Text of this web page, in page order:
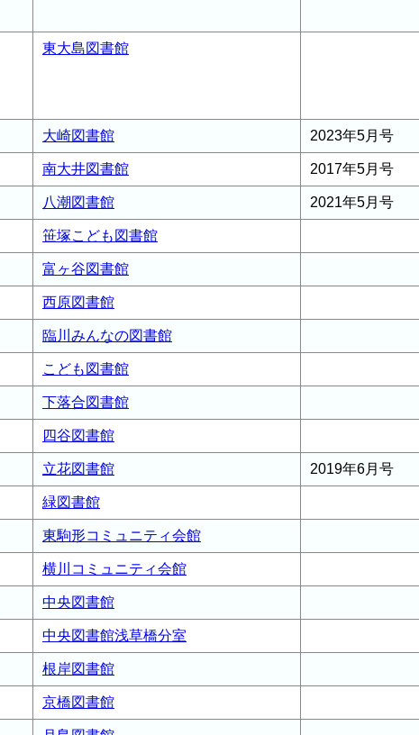
東大島図書館
大崎図書館 2023年5月号
南大井図書館 2017年5月号
八潮図書館 2021年5月号
笹塚こども図書館
富ヶ谷図書館
西原図書館
臨川みんなの図書館
こども図書館
下落合図書館
四谷図書館
立花図書館 2019年6月号
緑図書館
東駒形コミュニティ会館
横川コミュニティ会館
中央図書館
中央図書館浅草橋分室
根岸図書館
京橋図書館